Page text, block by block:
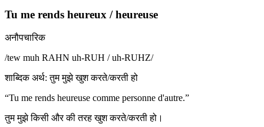
Tu me rends heureux / heureuse
अनौपचारिक
/tew muh RAHN uh-RUH / uh-RUHZ/
शाब्दिक अर्थ: तुम मुझे खुश करते/करती हो
“Tu me rends heureuse comme personne d'autre.”
तुम मुझे किसी और की तरह खुश करते/करती हो।